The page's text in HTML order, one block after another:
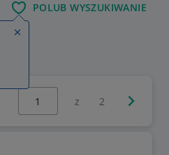
POLUB WYSZUKIWANIE
Wybierz stronę:
z 2
Zamknij wskazówkę